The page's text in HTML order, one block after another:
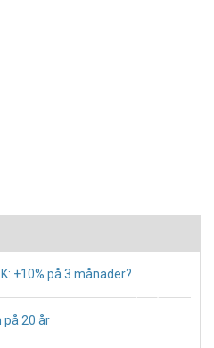
+10% på 3 månader?
på 20 år